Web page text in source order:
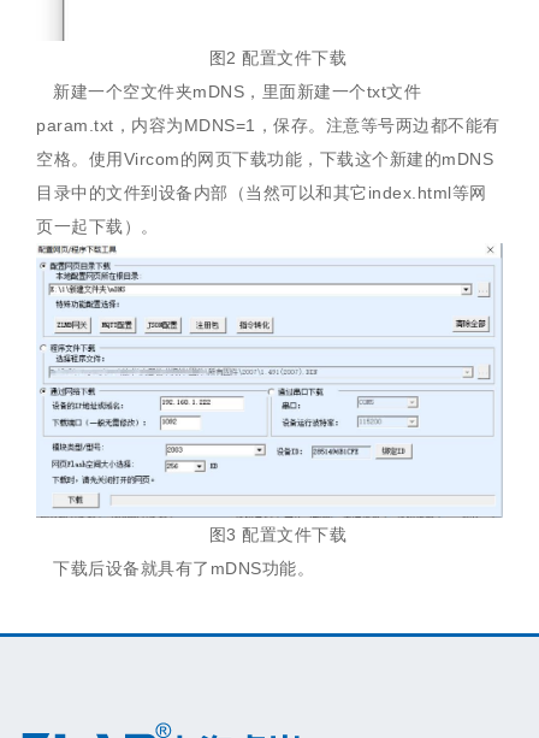
图2 配置文件下载
新建一个空文件夹mDNS，里面新建一个txt文件
param.txt，内容为MDNS=1，保存。注意等号两边都不能有
空格。使用Vircom的网页下载功能，下载这个新建的mDNS
目录中的文件到设备内部（当然可以和其它index.html等网
页一起下载）。
图3 配置文件下载
下载后设备就具有了mDNS功能。